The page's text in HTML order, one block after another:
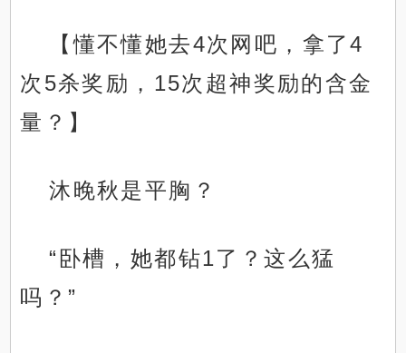
【懂不懂她去4次网吧，拿了4
次5杀奖励，15次超神奖励的含金
量？】
沐晚秋是平胸？
“卧槽，她都钻1了？这么猛
吗？”